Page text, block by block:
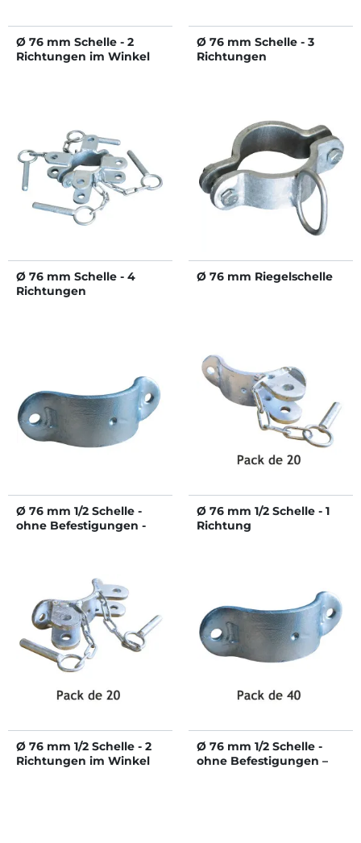
Ø 76 mm Schelle - 2
Richtungen im Winkel
Ø 76 mm Schelle - 3
Richtungen
Ø 76 mm Schelle - 4
Richtungen
Ø 76 mm Riegelschelle
Ø 76 mm 1/2 Schelle -
ohne Befestigungen -
Ø 76 mm 1/2 Schelle - 1
Richtung
Ø 76 mm 1/2 Schelle - 2
Richtungen im Winkel
Ø 76 mm 1/2 Schelle -
ohne Befestigungen –